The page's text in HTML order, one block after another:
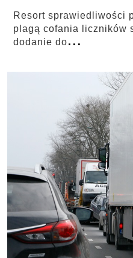
Resort sprawiedliwości
plagą cofania liczników
dodanie do...